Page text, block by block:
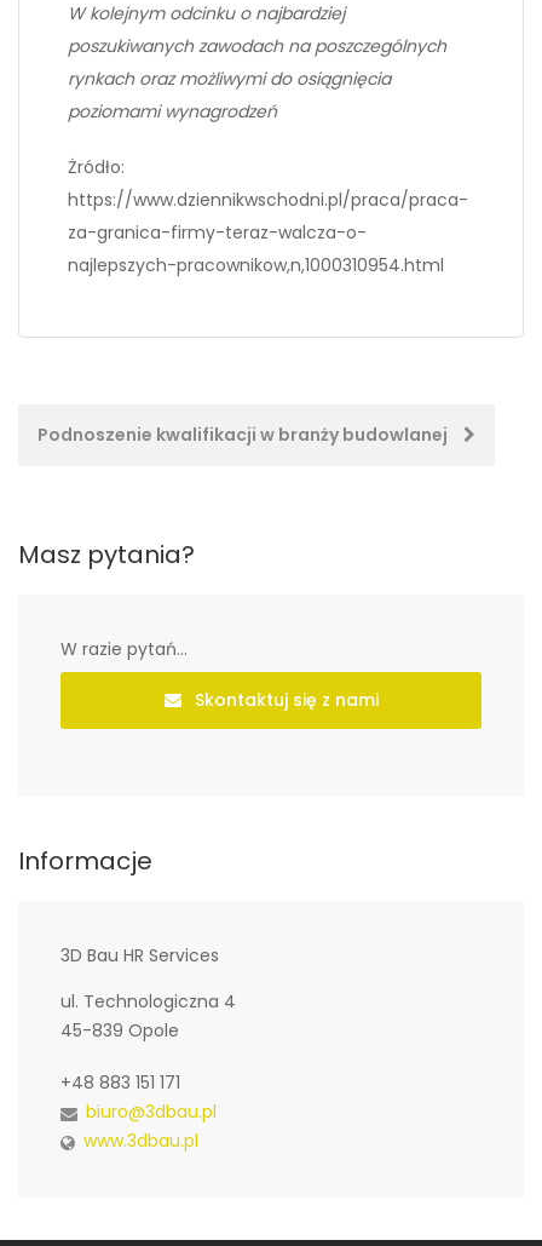
W kolejnym odcinku o najbardziej
poszukiwanych zawodach na poszczególnych
rynkach oraz możliwymi do osiągnięcia
poziomami wynagrodzeń
Żródło:
https://www.dziennikwschodni.pl/praca/praca-
za-granica-firmy-teraz-walcza-o-
najlepszych-pracownikow,n,1000310954.html
Post
Podnoszenie kwalifikacji w branży budowlanej
Masz pytania?
W razie pytań...
Skontaktuj się z nami
Informacje
3D Bau HR Services
ul. Technologiczna 4
45-839 Opole
+48 883 151 171
biuro@3dbau.pl
www.3dbau.pl